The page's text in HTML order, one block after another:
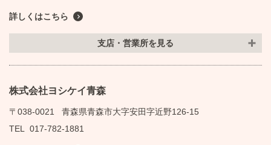
詳しくはこちら
支店・営業所を見る
株式会社ヨシケイ青森
〒038-0021
青森県青森市大字安田字近野126-15
TEL
017-782-1881